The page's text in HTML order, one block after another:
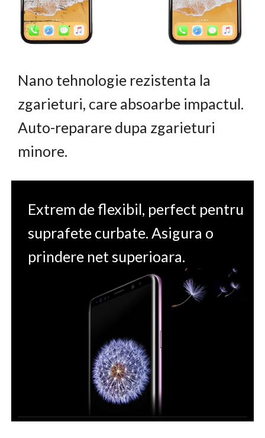
Nano tehnologie rezistenta la
zgarieturi, care absoarbe impactul.
Auto-reparare dupa zgarieturi
minore.
Extrem de flexibil, perfect pentru
suprafete curbate. Asigura o
prindere net superioara.